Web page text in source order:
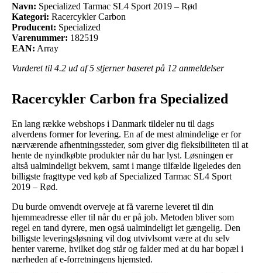
Navn: Specialized Tarmac SL4 Sport 2019 – Rød
Kategori: Racercykler Carbon
Producent: Specialized
Varenummer: 182519
EAN: Array
Vurderet til 4.2 ud af 5 stjerner baseret på 12 anmeldelser
Racercykler Carbon fra Specialized
En lang række webshops i Danmark tildeler nu til dags
alverdens former for levering. En af de mest almindelige er for
nærværende afhentningssteder, som giver dig fleksibiliteten til at
hente de nyindkøbte produkter når du har lyst. Løsningen er
altså ualmindeligt bekvem, samt i mange tilfælde ligeledes den
billigste fragttype ved køb af Specialized Tarmac SL4 Sport
2019 – Rød.
Du burde omvendt overveje at få varerne leveret til din
hjemmeadresse eller til når du er på job. Metoden bliver som
regel en tand dyrere, men også ualmindeligt let gængelig. Den
billigste leveringsløsning vil dog utvivlsomt være at du selv
henter varerne, hvilket dog står og falder med at du har bopæl i
nærheden af e-forretningens hjemsted.